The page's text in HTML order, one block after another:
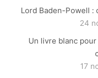
Lord Baden-Powell :
24
Un livre blanc
17